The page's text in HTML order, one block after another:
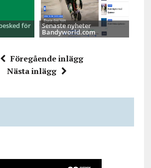
för Senaste nyheter
Bandyworld.com
Föregående inlägg
Nästa inlägg